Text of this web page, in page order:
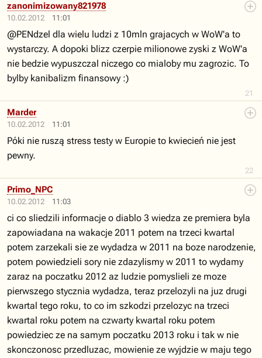
10.02.2012 11:01
21
zanonimizowany821978
@PENdzel dla wielu ludzi z 10mln grajacych w WoW'a to
wystarczy. A dopoki blizz czerpie milionowe zyski z WoW'a
nie bedzie wypuszczal niczego co mialoby mu zagrozic. To
bylby kanibalizm finansowy :)
10.02.2012 11:01
22
Marder
Póki nie ruszą stress testy w Europie to kwiecień nie jest
pewny.
10.02.2012 11:03
Primo_NPC
ci co sliedzili informacje o diablo 3 wiedza ze premiera byla
zapowiadana na wakacje 2011 potem na trzeci kwartal
potem zarzekali sie ze wydadza w 2011 na boze narodzenie,
potem powiedzieli sory nie zdazylismy w 2011 to wydamy
zaraz na poczatku 2012 az ludzie pomyslieli ze moze
pierwszego stycznia wydadza, teraz przelozyli na juz drugi
kwartal tego roku, to co im szkodzi przelozyc na trzeci
kwartal roku potem na czwarty kwartal roku potem
powiedziec ze na samym poczatku 2013 roku i tak w nie
skonczonosc przedluzac, mowienie ze wyjdzie w maju tego